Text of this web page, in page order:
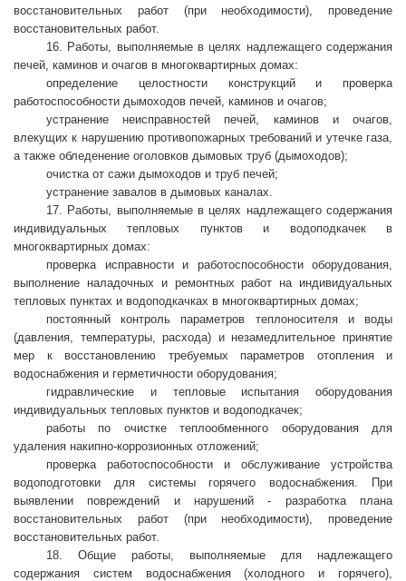
восстановительных работ (при необходимости), проведение
восстановительных работ.
16. Работы, выполняемые в целях надлежащего содержания
печей, каминов и очагов в многоквартирных домах:
определение целостности конструкций и проверка
работоспособности дымоходов печей, каминов и очагов;
устранение неисправностей печей, каминов и очагов,
влекущих к нарушению противопожарных требований и утечке газа,
а также обледенение оголовков дымовых труб (дымоходов);
очистка от сажи дымоходов и труб печей;
устранение завалов в дымовых каналах.
17. Работы, выполняемые в целях надлежащего содержания
индивидуальных тепловых пунктов и водоподкачек в
многоквартирных домах:
проверка исправности и работоспособности оборудования,
выполнение наладочных и ремонтных работ на индивидуальных
тепловых пунктах и водоподкачках в многоквартирных домах;
постоянный контроль параметров теплоносителя и воды
(давления, температуры, расхода) и незамедлительное принятие
мер к восстановлению требуемых параметров отопления и
водоснабжения и герметичности оборудования;
гидравлические и тепловые испытания оборудования
индивидуальных тепловых пунктов и водоподкачек;
работы по очистке теплообменного оборудования для
удаления накипно-коррозионных отложений;
проверка работоспособности и обслуживание устройства
водоподготовки для системы горячего водоснабжения. При
выявлении повреждений и нарушений - разработка плана
восстановительных работ (при необходимости), проведение
восстановительных работ.
18. Общие работы, выполняемые для надлежащего
содержания систем водоснабжения (холодного и горячего),